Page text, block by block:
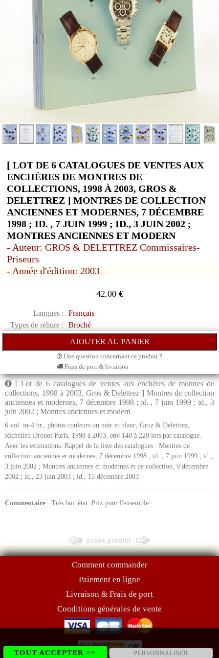
[ LOT DE 6 CATALOGUES DE VENTES AUX
ENCHÈRES DE MONTRES DE
COLLECTIONS, 1998 À 2003, GROS &
DELETTREZ ] MONTRES DE COLLECTION
ANCIENNES ET MODERNES, 7 DÉCEMBRE
1998 ; ID. , 7 JUIN 1999 ; ID., 3 JUIN 2002 ;
MONTRES ANCIENNES ET MODERN
- Auteur: GROS & DELETTREZ Commissaires-
Priseurs
- Année d'édition: 2003
42.00€
Langues :
Français
Types de reliure :
Broché
Une question concernant ce produit ?
Frais de port & livraison
[ Lot de 6 catalogues de ventes aux enchères de montres de
collections, 1998 à 2003, Gros & Delettrez ] Montres de collection
anciennes et modernes, 7 décembre 1998 ; id. , 7 juin 1999 ; id., 3
juin 2002 ; Montres anciennes et modern
6 vol. in-4 br., photos couleurs ou noir et blanc, Groz & Delettrez,
Richelieu Drouot Paris, 1998 à 2003, env 140 à 220 lots par catalogue.
Avec les estimations. Rappel de la liste des catalogues : Montres de
collection anciennes et modernes, 7 décembre 1998 ; id. , 7 juin 1999 ; id.,
3 juin 2002 ; Montres anciennes et modernes et de collection, 9 décembre
2002 ; id., 23 juin 2003 ; id., 15 décembre 2003
Commentaire : Très bon état. Prix pour l'ensemble.
Comment commander
Paiement en ligne
Livraison & Frais de port
Conditions générales de vente
TOUT ACCEPTER >> PERSONNALISER